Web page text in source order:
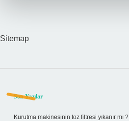
Sitemap
Sidebar
Son Yazılar
Kurutma makinesinin toz filtresi yıkanır mı ?